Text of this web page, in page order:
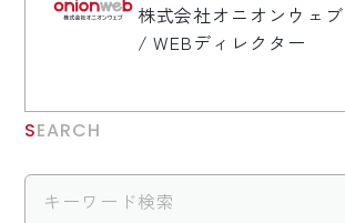
株式会社オニオンウェ
/ WEBディレクター
SEARCH